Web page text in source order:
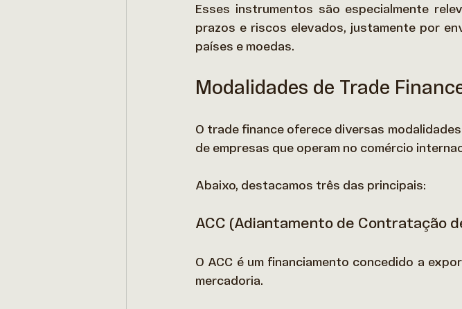
Esses instrumentos são especialmente
prazos e riscos elevados, justamente por
países e moedas.
Modalidades de Trade
O trade finance oferece diversas
de empresas que operam no comércio
Abaixo, destacamos três das principais:
ACC (Adiantamento de Contratação
O ACC é um financiamento concedido a
mercadoria.